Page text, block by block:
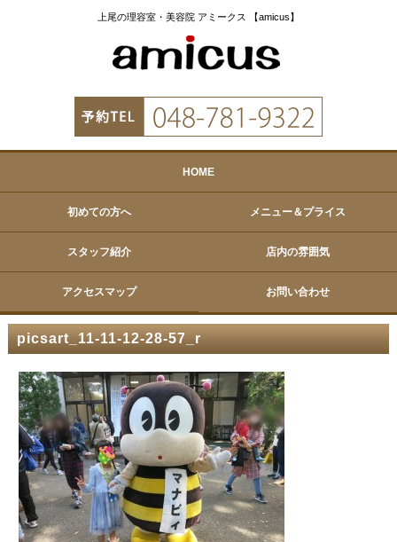
上尾の理容室・美容院 アミークス 【amicus】
HOME
初めての方へ メニュー＆プライス
スタッフ紹介 店内の雰囲気
アクセスマップ お問い合わせ
picsart_11-11-12-28-57_r